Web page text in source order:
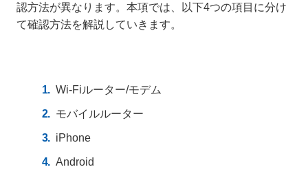
認方法が異なります。本項では、以下4つの項目に分け
て確認方法を解説していきます。
Wi-Fiルーター/モデム
モバイルルーター
iPhone
Android